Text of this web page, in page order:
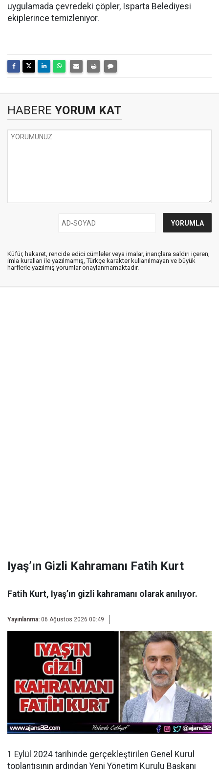
uygulamada çevredeki çöpler, Isparta Belediyesi
ekiplerince temizleniyor.
HABERE YORUM KAT
Küfür, hakaret, rencide edici cümleler veya imalar, inançlara saldırı içeren,
imla kuralları ile yazılmamış, Türkçe karakter kullanılmayan ve büyük
harflerle yazılmış yorumlar onaylanmamaktadır.
Iyaş’ın Gizli Kahramanı Fatih Kurt
Fatih Kurt, Iyaş’ın gizli kahramanı olarak anılıyor.
Yayınlanma: 06 Ağustos 2026 00:49
1 Eylül 2024 tarihinde gerçekleştirilen Genel Kurul
toplantısının ardından Yeni Yönetim Kurulu Başkanı